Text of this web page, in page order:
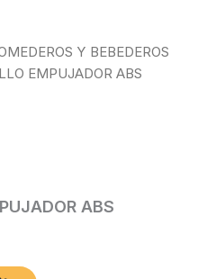
Y BEBEDEROS
EMPUJADOR ABS
ABS